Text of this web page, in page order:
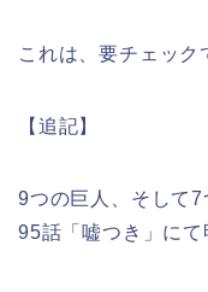
これは、要チェック
【追記】
9つの巨人、そして
95話「嘘つき」にて